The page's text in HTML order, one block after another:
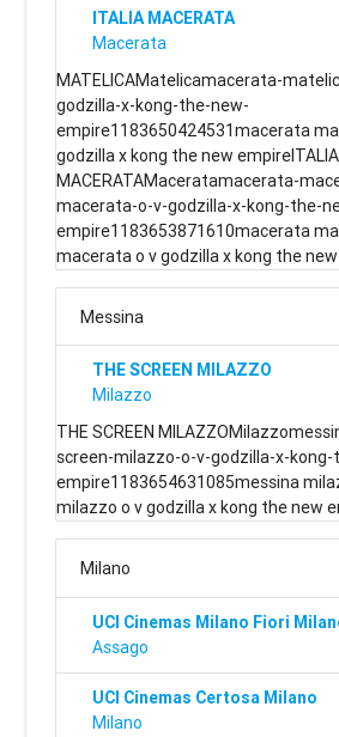
ITALIA MACERATA
Macerata
MATELICAMatelicamacerata-
godzilla-x-kong-the-new-
empire1183650424531macerata
godzilla x kong the new empireITALIA
MACERATAMaceratamacerata-
macerata-o-v-godzilla-x-kong-the-
empire1183653871610macerata
macerata o v godzilla x kong the
Messina
THE SCREEN MILAZZO
Milazzo
THE SCREEN
screen-milazzo-o-v-godzilla-x-
empire1183654631085messina
milazzo o v godzilla x kong the new
Milano
UCI Cinemas Milano Fiori
Assago
UCI Cinemas Certosa Milano
Milano